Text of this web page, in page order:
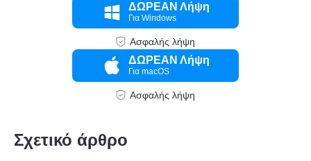
ΔΩΡΕΑΝ Λήψη
Για Windows
Ασφαλής λήψη
ΔΩΡΕΑΝ Λήψη
Για macOS
Ασφαλής λήψη
Σχετικό άρθρο